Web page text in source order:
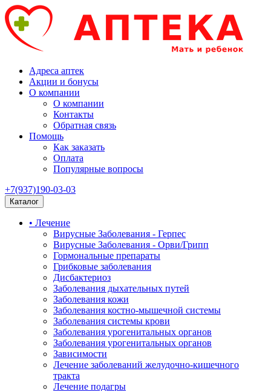
Адреса аптек
Акции и бонусы
О компании
О компании
Контакты
Обратная связь
Помощь
Как заказать
Оплата
Популярные вопросы
+7(937)190-03-03
Каталог
• Лечение
Вирусные Заболевания - Герпес
Вирусные Заболевания - Орви/Грипп
Гормональные препараты
Грибковые заболевания
Дисбактериоз
Заболевания дыхательных путей
Заболевания кожи
Заболевания костно-мышечной системы
Заболевания системы крови
Заболевания урогенитальных органов
Заболевания урогенитальных органов
Зависимости
Лечение заболеваний желудочно-кишечного
тракта
Лечение подагры